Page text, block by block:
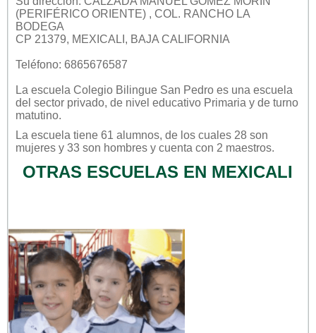
(PERIFÉRICO ORIENTE) , COL. RANCHO LA
BODEGA
CP 21379, MEXICALI, BAJA CALIFORNIA
Teléfono: 6865676587
La escuela Colegio Bilingue San Pedro es una escuela
del sector privado, de nivel educativo Primaria y de turno
matutino.
La escuela tiene 61 alumnos, de los cuales 28 son
mujeres y 33 son hombres y cuenta con 2 maestros.
OTRAS ESCUELAS EN MEXICALI